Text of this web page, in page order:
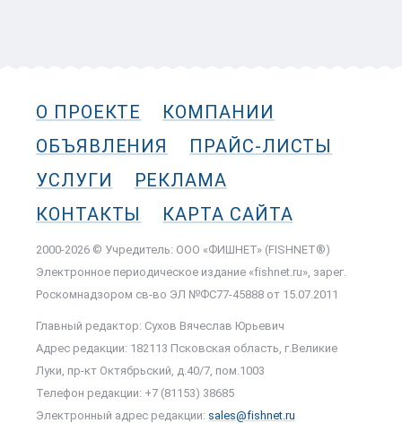
О ПРОЕКТЕ
КОМПАНИИ
ОБЪЯВЛЕНИЯ
ПРАЙС-ЛИСТЫ
УСЛУГИ
РЕКЛАМА
КОНТАКТЫ
КАРТА САЙТА
2000-2026 © Учредитель: ООО «ФИШНЕТ» (FISHNET®)
Электронное периодическое издание «fishnet.ru», зарег.
Роскомнадзором cв-во ЭЛ №ФС77-45888 от 15.07.2011
Главный редактор: Сухов Вячеслав Юрьевич
Адрес редакции: 182113 Псковская область, г.Великие
Луки, пр-кт Октябрьский, д.40/7, пом.1003
Телефон редакции: +7 (81153) 38685
Электронный адрес редакции: sales@fishnet.ru